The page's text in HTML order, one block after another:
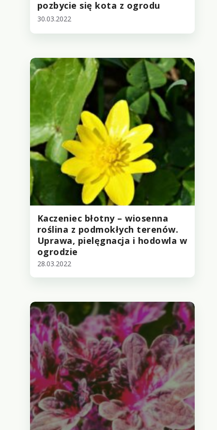
pozbycie się kota z ogrodu
30.03.2022
Kaczeniec błotny – wiosenna
roślina z podmokłych terenów.
Uprawa, pielęgnacja i hodowla w
ogrodzie
28.03.2022